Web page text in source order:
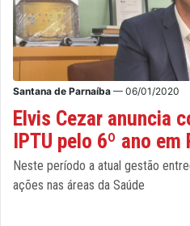
Santana de Parnaíba — 06/01/2020
Elvis Cezar anuncia
IPTU pelo 6º ano em
Neste período a atual gestão
ações nas áreas da Saúde